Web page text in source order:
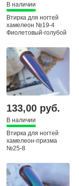
В наличии
Втирка для ногтей
хамелеон №19-4
Фиолетовый-голубой
133,00 руб.
В наличии
Втирка для ногтей
хамелеон-призма
№25-8